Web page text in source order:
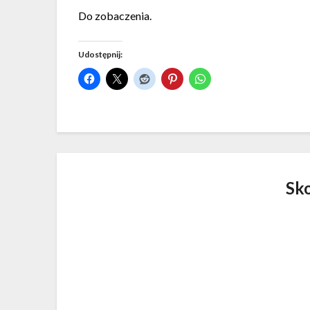
Do zobaczenia.
Udostępnij: